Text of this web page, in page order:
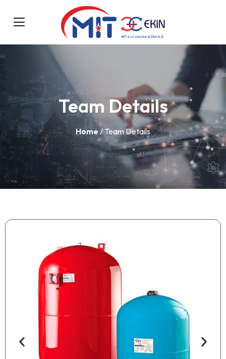
Team Details
Home / Team Details